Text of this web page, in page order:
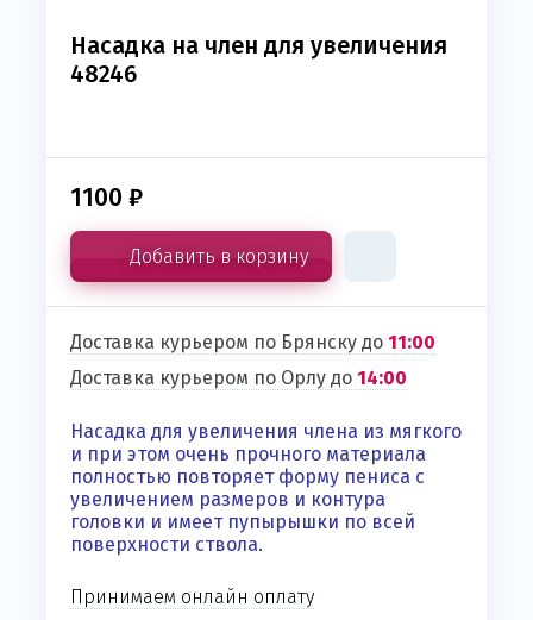
Насадка на член для увеличения
48246
1100 ₽
Добавить в корзину
Доставка курьером по Брянску до 11:00
Доставка курьером по Орлу до 14:00
Насадка для увеличения члена из мягкого
и при этом очень прочного материала
полностью повторяет форму пениса с
увеличением размеров и контура
головки и имеет пупырышки по всей
поверхности ствола.
Принимаем онлайн оплату